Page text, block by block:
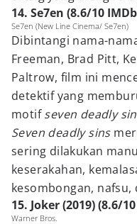
14. Se7en (8.6/10
Se7en (New Line Cinema/ Se7en)
Dibintangi nama-
Freeman, Brad Pitt,
Paltrow, film ini
detektif yang
motifseven deadly
Seven deadly sins
sering dilakukan
keserakahan,
kesombongan, nafsu,
15. Joker (2019) (8.6/
Warner Bros.